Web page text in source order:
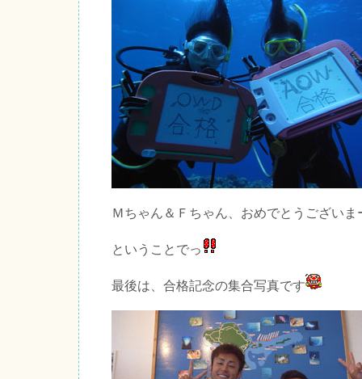
Ｍちゃん＆Ｆちゃん、おめでとうございま
ということでっ
最後は、合格記念の集合写真です